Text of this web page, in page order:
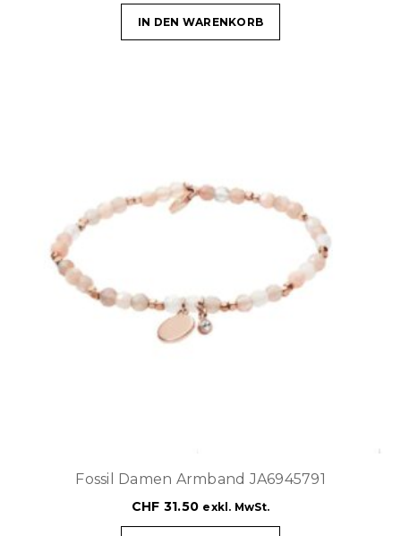
IN DEN WARENKORB
Fossil Damen Armband JA6945791
CHF 31.50 exkl. MwSt.